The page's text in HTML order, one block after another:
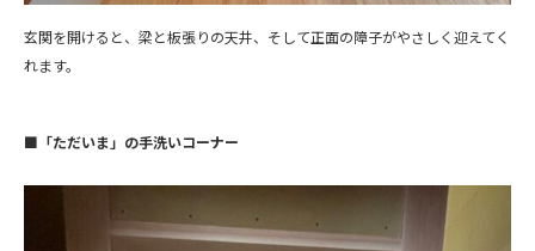
玄関を開けると、梁と板張りの天井、そして正面の障子がやさしく迎えてく
れます。
■「ただいま」の手洗いコーナー